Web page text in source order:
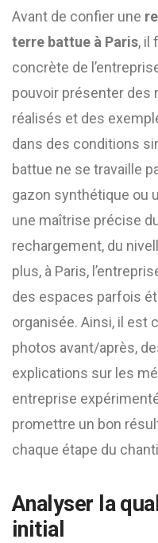
Avant de confier une
terre battue à Paris, il
concrète de
pouvoir présenter des
réalisés et des
dans des conditions
battue ne se travaille
gazon synthétique ou
une maîtrise précise
rechargement, du
plus, à Paris,
des espaces parfois
organisée. Ainsi, il est
photos avant/après,
explications sur les
entreprise
promettre un bon
chaque étape du
Analyser la
initial